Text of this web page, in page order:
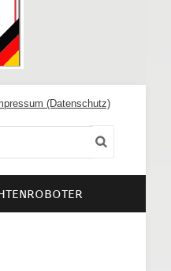
(Datenschutz)